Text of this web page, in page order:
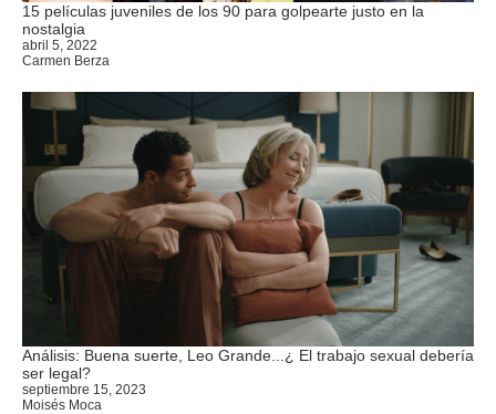
15 películas juveniles de los 90 para golpearte justo en la
nostalgia
abril 5, 2022
Carmen Berza
Análisis: Buena suerte, Leo Grande...¿ El trabajo sexual debería
ser legal?
septiembre 15, 2023
Moisés Moca